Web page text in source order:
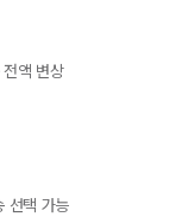
액 변상
선택 가능